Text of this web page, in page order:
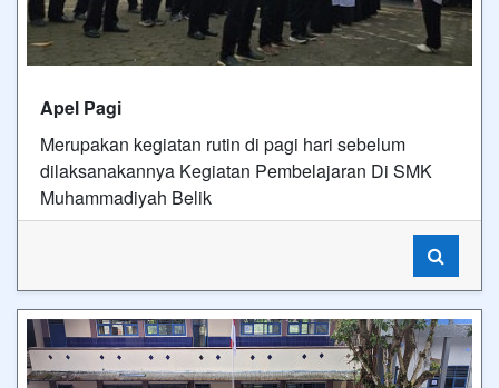
Apel Pagi
Merupakan kegiatan rutin di pagi hari sebelum
dilaksanakannya Kegiatan Pembelajaran Di SMK
Muhammadiyah Belik